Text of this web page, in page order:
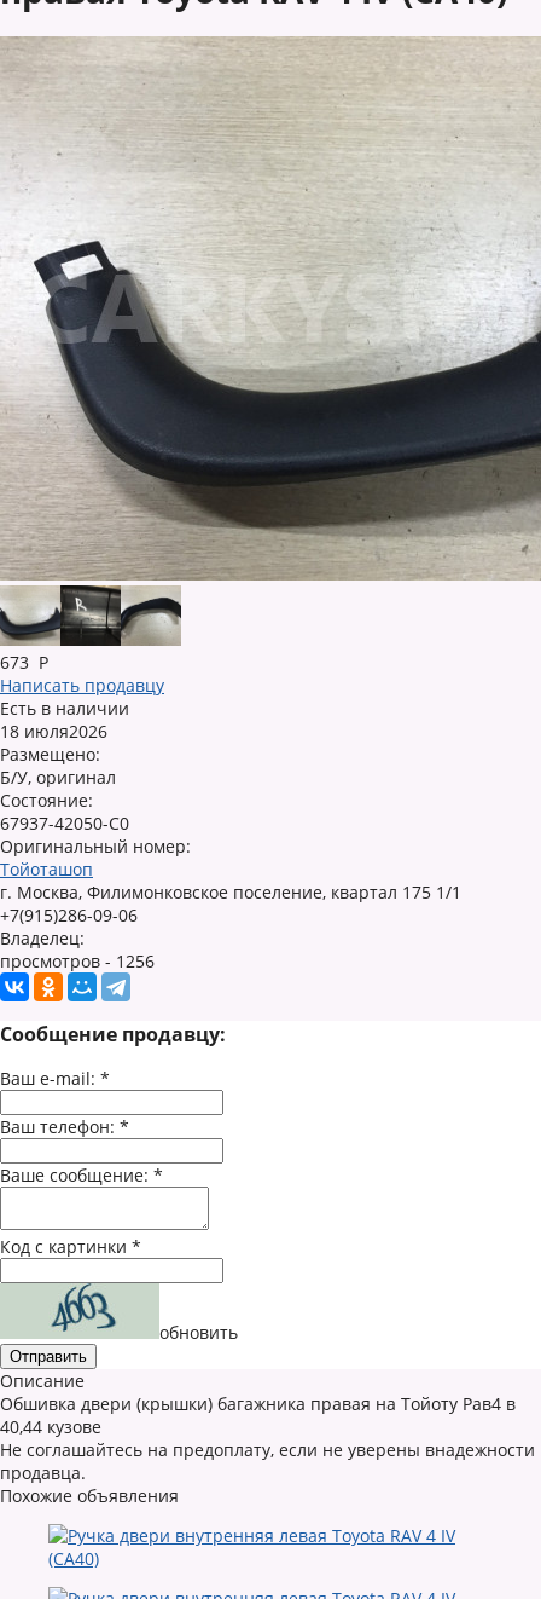
673 Р
Написать продавцу
Есть в наличии
18 июля2026
Размещено:
Б/У, оригинал
Состояние:
67937-42050-C0
Оригинальный номер:
Тойоташоп
г. Москва, Филимонковское поселение, квартал 175 1/1
+7(915)286-09-06
Владелец:
просмотров - 1256
Сообщение продавцу:
Ваш e-mail: *
Ваш телефон: *
Ваше сообщение: *
Код с картинки *
обновить
Описание
Обшивка двери (крышки) багажника правая на Тойоту Рав4 в
40,44 кузове
Не соглашайтесь на предоплату, если не уверены внадежности
продавца.
Похожие объявления